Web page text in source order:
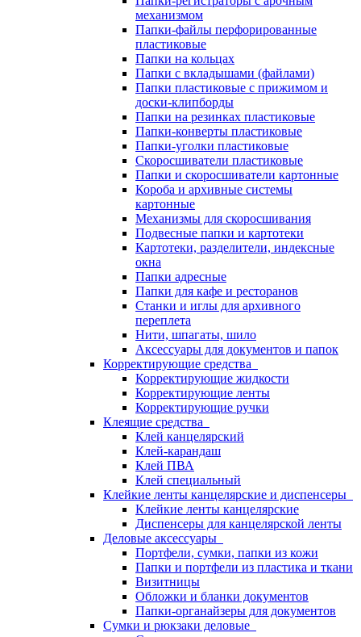
механизмом
Папки-файлы перфорированные
пластиковые
Папки на кольцах
Папки с вкладышами (файлами)
Папки пластиковые с прижимом и
доски-клипборды
Папки на резинках пластиковые
Папки-конверты пластиковые
Папки-уголки пластиковые
Скоросшиватели пластиковые
Папки и скоросшиватели картонные
Короба и архивные системы
картонные
Механизмы для скоросшивания
Подвесные папки и картотеки
Картотеки, разделители, индексные
окна
Папки адресные
Папки для кафе и ресторанов
Станки и иглы для архивного
переплета
Нити, шпагаты, шило
Аксессуары для документов и папок
Корректирующие средства
Корректирующие жидкости
Корректирующие ленты
Корректирующие ручки
Клеящие средства
Клей канцелярский
Клей-карандаш
Клей ПВА
Клей специальный
Клейкие ленты канцелярские и диспенсеры
Клейкие ленты канцелярские
Диспенсеры для канцелярской ленты
Деловые аксессуары
Портфели, сумки, папки из кожи
Папки и портфели из пластика и ткани
Визитницы
Обложки и бланки документов
Папки-органайзеры для документов
Сумки и рюкзаки деловые